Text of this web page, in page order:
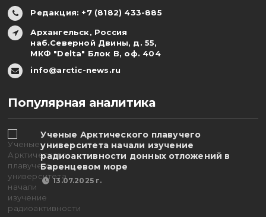
Редакция: +7 (8182) 433-885
Архангельск, Россия
наб.Северной Двины, д. 55,
МКФ "Delta" Блок В, оф. 404
info@arctic-news.ru
Популярная аналитика
Ученые Арктического плавучего
университета начали изучение
радиоактивности донных отложений в
Баренцевом море
13.07.2025 г.